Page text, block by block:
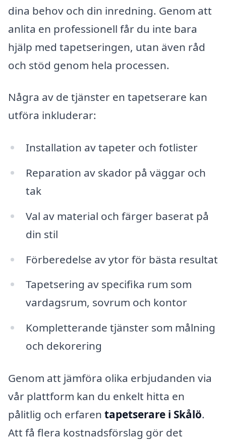
dina behov och din inredning. Genom att
anlita en professionell får du inte bara
hjälp med tapetseringen, utan även råd
och stöd genom hela processen.
Några av de tjänster en tapetserare kan
utföra inkluderar:
Installation av tapeter och fotlister
Reparation av skador på väggar och
tak
Val av material och färger baserat på
din stil
Förberedelse av ytor för bästa resultat
Tapetsering av specifika rum som
vardagsrum, sovrum och kontor
Kompletterande tjänster som målning
och dekorering
Genom att jämföra olika erbjudanden via
vår plattform kan du enkelt hitta en
pålitlig och erfaren tapetserare i Skålö.
Att få flera kostnadsförslag gör det